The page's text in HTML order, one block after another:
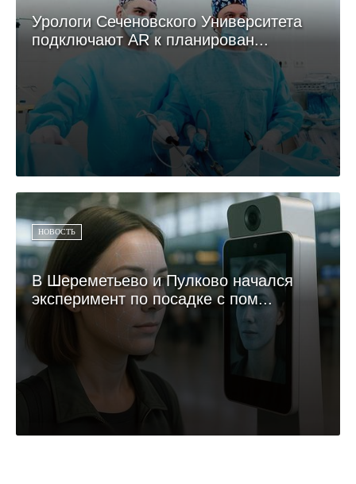
Урологи Сеченовского Университета
подключают AR к планирован...
НОВОСТЬ
В Шереметьево и Пулково начался
эксперимент по посадке с пом...